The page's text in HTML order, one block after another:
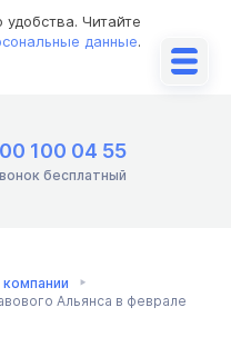
удобства. Читайте
данные.
100 04 55
бесплатный
Альянса в феврале